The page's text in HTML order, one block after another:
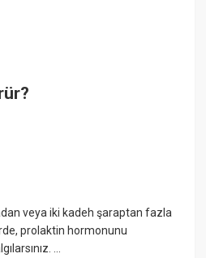
veya iki kadeh şaraptan fazla
prolaktin hormonunu
...